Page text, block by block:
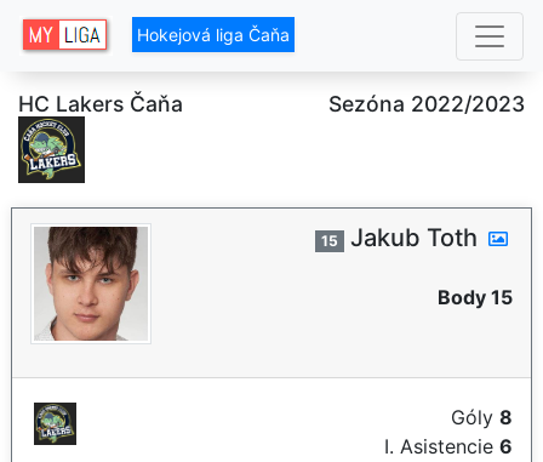
Hokejová liga Čaňa
HC Lakers Čaňa Sezóna 2022/2023
15 Jakub Toth
Body 15
Góly 8
I. Asistencie 6